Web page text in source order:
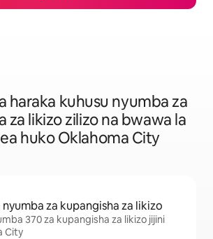
haraka kuhusu nyumba za
za likizo zilizo na bwawa la
huko Oklahoma City
nyumba za kupangisha za likizo
370 za kupangisha za likizo jijini
City